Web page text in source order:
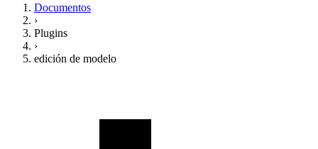
Documentos
›
Plugins
›
edición de modelo